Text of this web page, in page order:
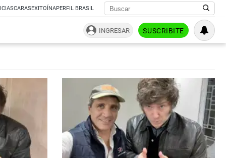
CARASEXITOÍNAPERFIL BRASIL
INGRESAR SUSCRIBITE